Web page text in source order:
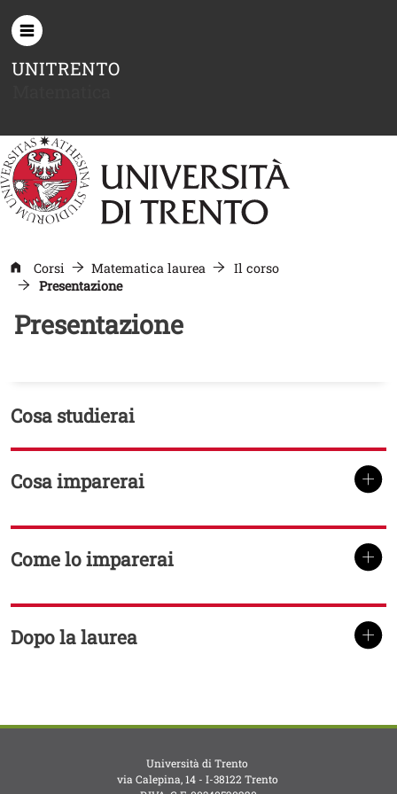
UNITRENTO
Corsi Matematica laurea
Il corso
Presentazione
Presentazione
Contenuto
Cosa studierai
TITOLO
Cosa imparerai
TITOLO
Come lo imparerai
TITOLO
Dopo la laurea
Università di Trento
via Calepina, 14 - I-38122 Trento